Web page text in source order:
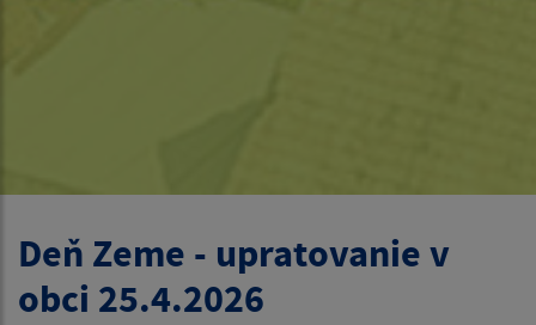
Deň Zeme - upratovanie v
obci 25.4.2026